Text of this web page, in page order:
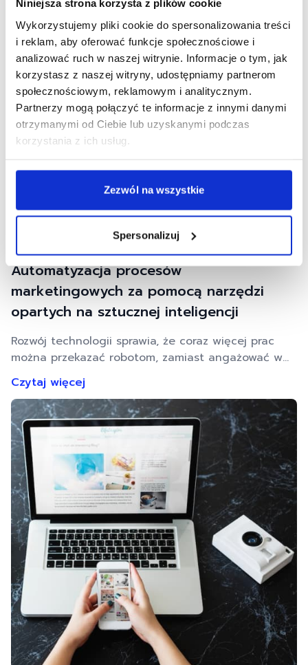
Niniejsza strona korzysta z plików cookie
Wykorzystujemy pliki cookie do spersonalizowania treści
i reklam, aby oferować funkcje społecznościowe i
analizować ruch w naszej witrynie. Informacje o tym, jak
korzystasz z naszej witryny, udostępniamy partnerom
społecznościowym, reklamowym i analitycznym.
Partnerzy mogą połączyć te informacje z innymi danymi
otrzymanymi od Ciebie lub uzyskanymi podczas
korzystania z ich usług.
Zezwól na wszystkie
Spersonalizuj
26 KWIETNIA 2024
Optymalizacja kampanii reklamowych z
wykorzystaniem AI
Sztuczną inteligencję i narzędzia z nią związane
możesz wykorzystywać w kampaniach reklamowych
na wiele sposobów. Wspomaga analizę danych,
które wykorzystujesz w działaniach promocyjnych,
pomaga kreować treści, optymalizować kampanie
monitorować ich przebieg i efektywność – a to
dopiero początek zalet włączenia AI do działań
optymalizacyjnych w marketingu. Zobacz, jak …
Czytaj więcej
Automatyzacja procesów
marketingowych za pomocą narzędzi
opartych na sztucznej inteligencji
Rozwój technologii sprawia, że coraz więcej prac
można przekazać robotom, zamiast angażować w
powtarzalnych działań produkcyjnych, ale sięga aż
do marketingu. Tu też AI może zastąpić człowieka.
A właściwie już to robi! Poznaj narzędzia, które
zautomatyzują Twoje działania marketingowe i
przeniosą je na wyższy poziom. To …
Czytaj więcej